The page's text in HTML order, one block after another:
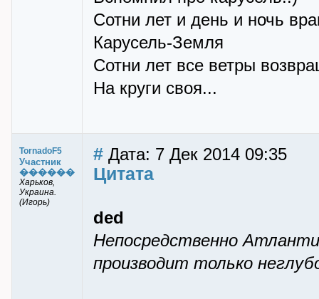
Сотни лет и день и ночь
Карусель-Земля
Сотни лет все ветры
Hа круги своя...
TornadoF5
Участник
������
Харьков,
Украина.
(Игорь)
# Дата: 7 Дек 2014 09:35
Цитата
ded
Непосредственно
производит только